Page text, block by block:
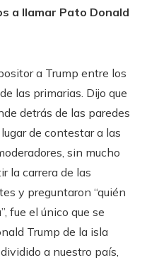
a llamar Pato Donald
a Trump entre los
las primarias. Dijo que
detrás de las paredes
de contestar a las
sin mucho
la carrera de las
y preguntaron “quién
fue el único que se
Trump de la isla
a nuestro país,